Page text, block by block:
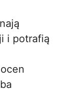
i potrafią